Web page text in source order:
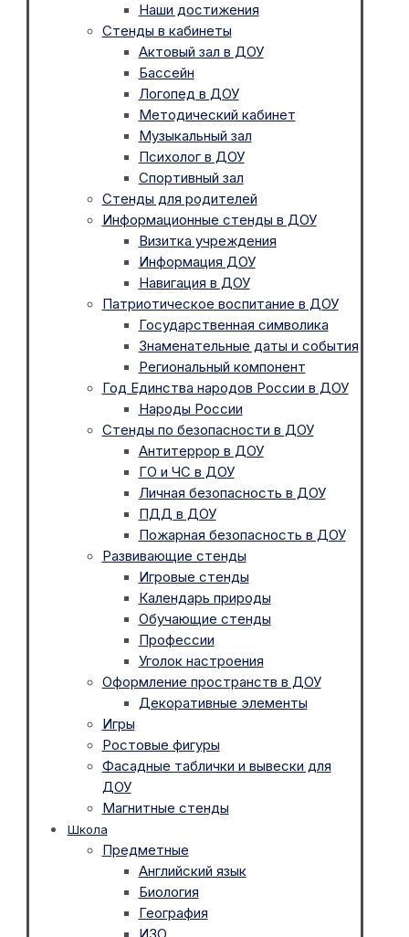
Наши достижения
Стенды в кабинеты
Актовый зал в ДОУ
Бассейн
Логопед в ДОУ
Методический кабинет
Музыкальный зал
Психолог в ДОУ
Спортивный зал
Стенды для родителей
Информационные стенды в ДОУ
Визитка учреждения
Информация ДОУ
Навигация в ДОУ
Патриотическое воспитание в ДОУ
Государственная символика
Знаменательные даты и события
Региональный компонент
Год Единства народов России в ДОУ
Народы России
Стенды по безопасности в ДОУ
Антитеррор в ДОУ
ГО и ЧС в ДОУ
Личная безопасность в ДОУ
ПДД в ДОУ
Пожарная безопасность в ДОУ
Развивающие стенды
Игровые стенды
Календарь природы
Обучающие стенды
Профессии
Уголок настроения
Оформление пространств в ДОУ
Декоративные элементы
Игры
Ростовые фигуры
Фасадные таблички и вывески для
ДОУ
Магнитные стенды
Школа
Предметные
Английский язык
Биология
География